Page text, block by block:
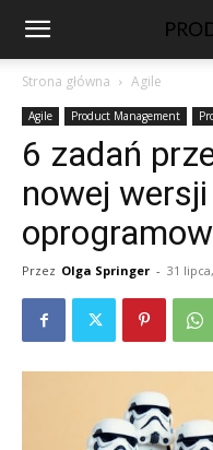
ProductVision
Strona główna Agile
Agile Product Management
6 zadań
nowej wersji
Przez Olga Springer - 31